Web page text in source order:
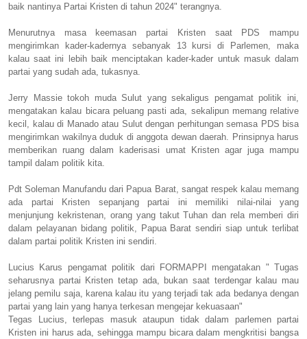
baik nantinya Partai Kristen di tahun 2024" terangnya.
Menurutnya masa keemasan partai Kristen saat PDS mampu
mengirimkan kader-kadernya sebanyak 13 kursi di Parlemen, maka
kalau saat ini lebih baik menciptakan kader-kader untuk masuk dalam
partai yang sudah ada, tukasnya.
Jerry Massie tokoh muda Sulut yang sekaligus pengamat politik ini,
mengatakan kalau bicara peluang pasti ada, sekalipun memang relative
kecil, kalau di Manado atau Sulut dengan perhitungan semasa PDS bisa
mengirimkan wakilnya duduk di anggota dewan daerah. Prinsipnya harus
memberikan ruang dalam kaderisasi umat Kristen agar juga mampu
tampil dalam politik kita.
Pdt Soleman Manufandu dari Papua Barat, sangat respek kalau memang
ada partai Kristen sepanjang partai ini memiliki nilai-nilai yang
menjunjung kekristenan, orang yang takut Tuhan dan rela memberi diri
dalam pelayanan bidang politik, Papua Barat sendiri siap untuk terlibat
dalam partai politik Kristen ini sendiri.
Lucius Karus pengamat politik dari FORMAPPI mengatakan " Tugas
seharusnya partai Kristen tetap ada, bukan saat terdengar kalau mau
jelang pemilu saja, karena kalau itu yang terjadi tak ada bedanya dengan
partai yang lain yang hanya terkesan mengejar kekuasaan"
Tegas Lucius, terlepas masuk ataupun tidak dalam parlemen partai
Kristen ini harus ada, sehingga mampu bicara dalam mengkritisi bangsa